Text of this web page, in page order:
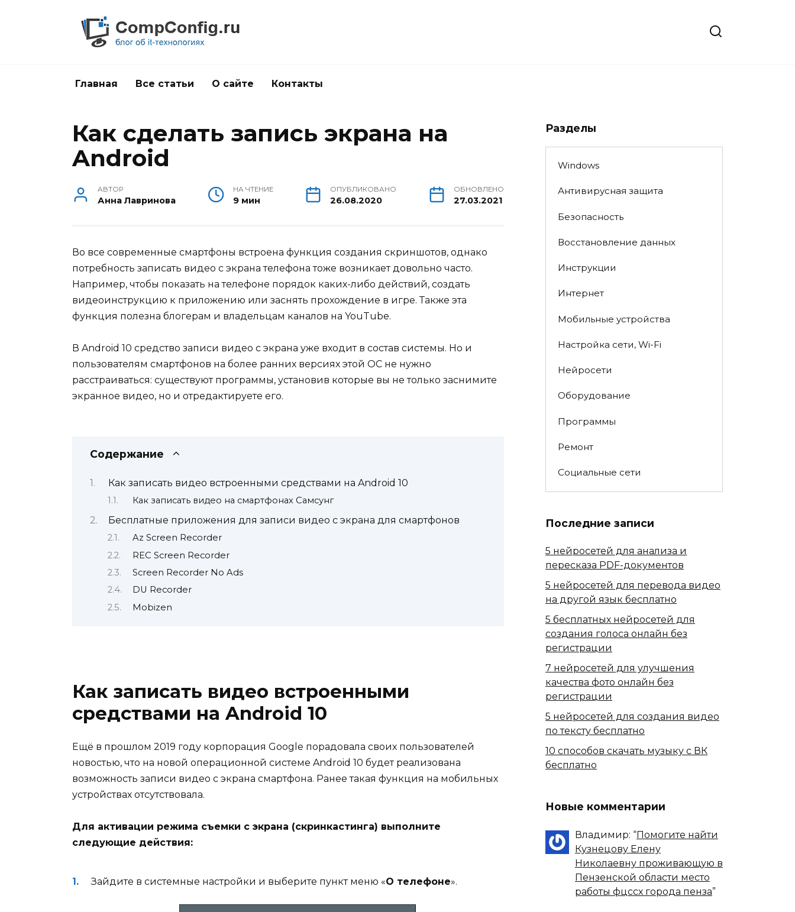
Главная Все статьи О сайте Контакты
Как сделать запись экрана на
Android
АВТОР
Анна Лавринова
НА ЧТЕНИЕ
9 мин
ОПУБЛИКОВАНО
26.08.2020
ОБНОВЛЕНО
27.03.2021
Во все современные смартфоны встроена функция создания скриншотов, однако
потребность записать видео с экрана телефона тоже возникает довольно часто.
Например, чтобы показать на телефоне порядок каких-либо действий, создать
видеоинструкцию к приложению или заснять прохождение в игре. Также эта
функция полезна блогерам и владельцам каналов на YouTube.
В Android 10 средство записи видео с экрана уже входит в состав системы. Но и
пользователям смартфонов на более ранних версиях этой ОС не нужно
расстраиваться: существуют программы, установив которые вы не только заснимите
экранное видео, но и отредактируете его.
Содержание
Как записать видео встроенными средствами на Android 10
Как записать видео на смартфонах Самсунг
Бесплатные приложения для записи видео с экрана для смартфонов
Az Screen Recorder
REC Screen Recorder
Screen Recorder No Ads
DU Recorder
Mobizen
Как записать видео встроенными
средствами на Android 10
Ещё в прошлом 2019 году корпорация Google порадовала своих пользователей
новостью, что на новой операционной системе Android 10 будет реализована
возможность записи видео с экрана смартфона. Ранее такая функция на мобильных
устройствах отсутствовала.
Для активации режима съемки с экрана (скринкастинга) выполните
следующие действия:
Зайдите в системные настройки и выберите пункт меню «О телефоне».
Разделы
Windows
Антивирусная защита
Безопасность
Восстановление данных
Инструкции
Интернет
Мобильные устройства
Настройка сети, Wi-Fi
Нейросети
Оборудование
Программы
Ремонт
Социальные сети
Последние записи
5 нейросетей для анализа и
пересказа PDF-документов
5 нейросетей для перевода видео
на другой язык бесплатно
5 бесплатных нейросетей для
создания голоса онлайн без
регистрации
7 нейросетей для улучшения
качества фото онлайн без
регистрации
5 нейросетей для создания видео
по тексту бесплатно
10 способов скачать музыку с ВК
бесплатно
Новые комментарии
Владимир: “Помогите найти
Кузнецову Елену
Николаевну проживающую в
Пензенской области место
работы фцссх города пенза”